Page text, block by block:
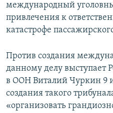
международный
привлечения к
катастрофе
Против создания
данному делу выступает
в ООН Виталий Чуркин 9
создания такого
«организовать